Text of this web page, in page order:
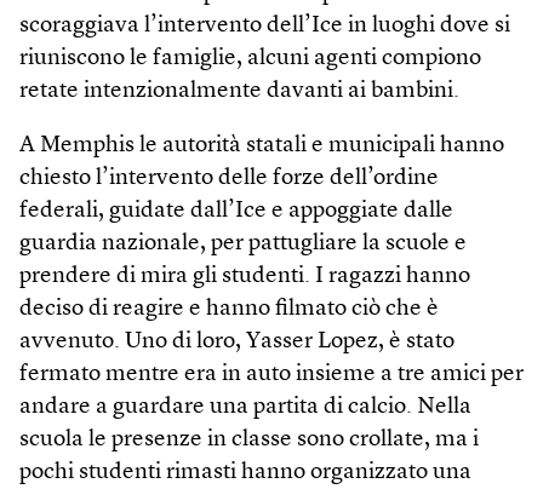
scoraggiava l’intervento dell’Ice in luoghi dove si
riuniscono le famiglie, alcuni agenti compiono
retate intenzionalmente davanti ai bambini.
A Memphis le autorità statali e municipali hanno
chiesto l’intervento delle forze dell’ordine
federali, guidate dall’Ice e appoggiate dalle
guardia nazionale, per pattugliare la scuole e
prendere di mira gli studenti. I ragazzi hanno
deciso di reagire e hanno filmato ciò che è
avvenuto. Uno di loro, Yasser Lopez, è stato
fermato mentre era in auto insieme a tre amici per
andare a guardare una partita di calcio. Nella
scuola le presenze in classe sono crollate, ma i
pochi studenti rimasti hanno organizzato una